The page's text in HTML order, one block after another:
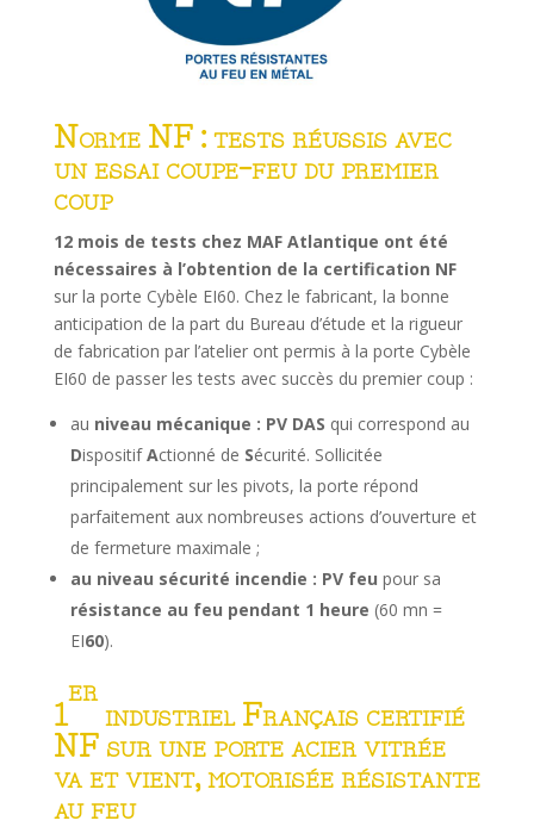
Norme NF : tests réussis avec
un essai coupe-feu du premier
coup
12 mois de tests chez MAF Atlantique ont été
nécessaires à l’obtention de la certification NF
sur la porte Cybèle EI60. Chez le fabricant, la bonne
anticipation de la part du Bureau d’étude et la rigueur
de fabrication par l’atelier ont permis à la porte Cybèle
EI60 de passer les tests avec succès du premier coup :
au niveau mécanique : PV DAS qui correspond au
DispositifActionné de Sécurité. Sollicitée
principalement sur les pivots, la porte répond
parfaitement aux nombreuses actions d’ouverture et
de fermeture maximale ;
au niveau sécurité incendie : PV feu pour sa
résistance au feu pendant 1 heure (60 mn =
EI60).
1
er
industriel Français certifié
NF sur une porte acier vitrée
va et vient, motorisée résistante
au feu